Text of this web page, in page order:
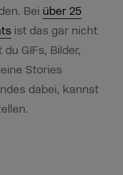
Bei über 25
ist das gar nicht
GIFs, Bilder,
Stories
dabei, kannst